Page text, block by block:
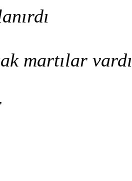
martılar vardı